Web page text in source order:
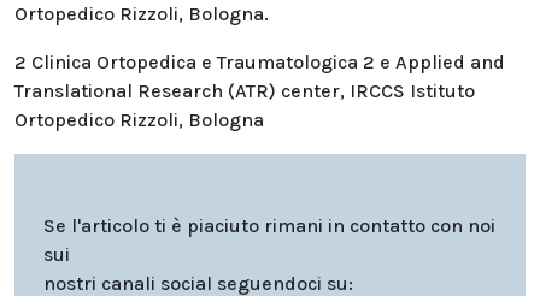
Ortopedico Rizzoli, Bologna.
2 Clinica Ortopedica e Traumatologica 2 e Applied and
Translational Research (ATR) center, IRCCS Istituto
Ortopedico Rizzoli, Bologna
Se l'articolo ti è piaciuto rimani in contatto con noi
sui
nostri canali social seguendoci su: